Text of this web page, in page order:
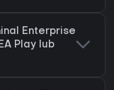
Enterprise
Play lub